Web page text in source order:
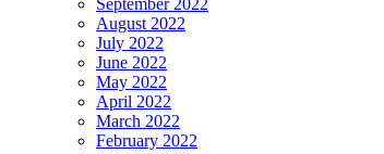
September 2022
August 2022
July 2022
June 2022
May 2022
April 2022
March 2022
February 2022